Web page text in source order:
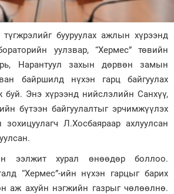
бууруулах ажлын хүрээнд
уулзвар, “Хермес” төвийн
Нарантуул захын дөрвөн замын
байршилд нүхэн гарц байгуулах
буй. Энэ хүрээнд нийслэлийн Санхүү,
бүтээн байгуулалтыг эрчимжүүлэх
зохицуулагч Л.Хосбаяраар ахлуулсан
ээлжит хурал өнөөдөр боллоо.
“Хермес”-ийн нүхэн гарцыг барих
аж ахуйн нэгжийн газрыг чөлөөлнө.